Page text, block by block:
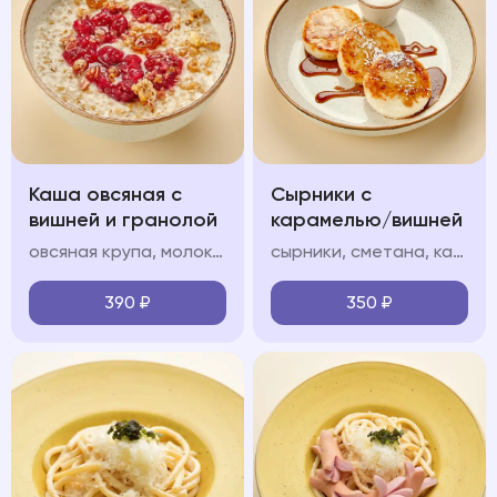
Каша овсяная с
вишней и гранолой
овсяная крупа, молоко, гранола, вишневый конфитюр
390 ₽
Сырники с
карамелью/вишней
сырники, сметана, карамель/вишневый конфитюр (на выбор), сахарная пудра
350 ₽